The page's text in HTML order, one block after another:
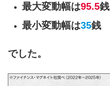
最大変動幅は95.5銭
最小変動幅は35銭
でした。